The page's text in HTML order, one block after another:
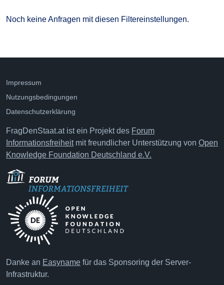
Noch keine Anfragen mit diesen Filtereinstellungen.
Impressum
Nutzungsbedingungen
Datenschutzerklärung
FragDenStaat.at ist ein Projekt des Forum
Informationsfreiheitmit freundlicher Unterstützung von Open
Knowledge Foundation Deutschland e.V.
Danke an Easyname für das Sponsoring der Server-
Infrastruktur.